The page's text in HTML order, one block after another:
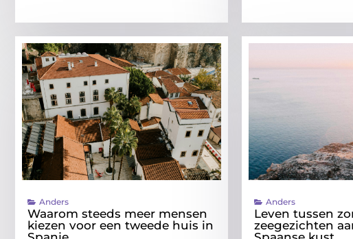
Anders
Waarom steeds meer mensen
kiezen voor een tweede huis in
Anders
Leven tussen
zeegezichten